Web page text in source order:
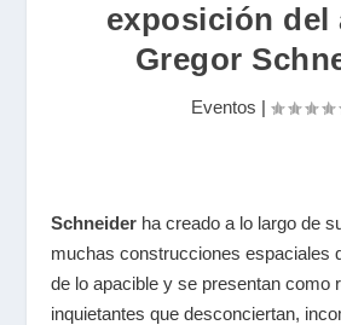
exposición del
Gregor
Eventos |
Schneider ha creado a lo largo de
muchas construcciones espaciales
de lo apacible y se presentan como
inquietantes que desconciertan,